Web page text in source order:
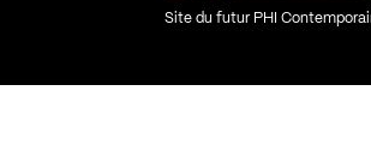
Site du futur PHI